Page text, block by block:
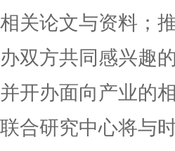
相关论文与资料；
办双方共同感兴趣
并开办面向产业的
联合研究中心将与